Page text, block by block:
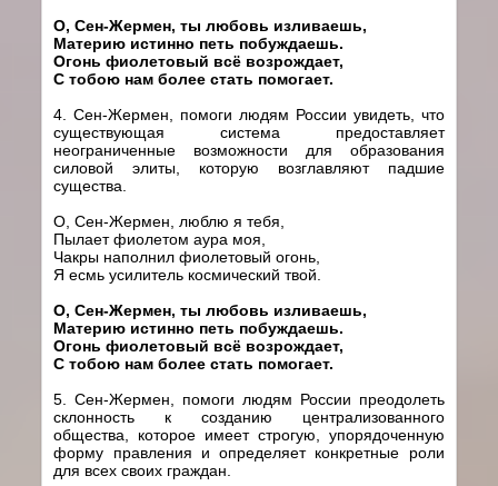
О, Сен-Жермен, ты любовь изливаешь,
Материю истинно петь побуждаешь.
Огонь фиолетовый всё возрождает,
С тобою нам более стать помогает.
4. Сен-Жермен, помоги людям России увидеть, что
существующая система предоставляет
неограниченные возможности для образования
силовой элиты, которую возглавляют падшие
существа.
О, Сен-Жермен, люблю я тебя,
Пылает фиолетом аура моя,
Чакры наполнил фиолетовый огонь,
Я есмь усилитель космический твой.
О, Сен-Жермен, ты любовь изливаешь,
Материю истинно петь побуждаешь.
Огонь фиолетовый всё возрождает,
С тобою нам более стать помогает.
5. Сен-Жермен, помоги людям России преодолеть
склонность к созданию централизованного
общества, которое имеет строгую, упорядоченную
форму правления и определяет конкретные роли
для всех своих граждан.